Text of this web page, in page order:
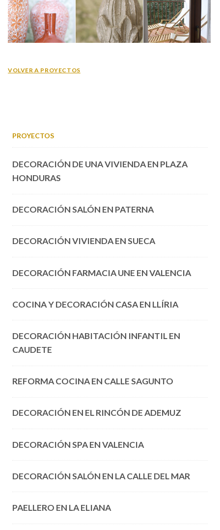
VOLVER A PROYECTOS
PROYECTOS
DECORACIÓN DE UNA VIVIENDA EN PLAZA
HONDURAS
DECORACIÓN SALÓN EN PATERNA
DECORACIÓN VIVIENDA EN SUECA
DECORACIÓN FARMACIA UNE EN VALENCIA
COCINA Y DECORACIÓN CASA EN LLÍRIA
DECORACIÓN HABITACIÓN INFANTIL EN
CAUDETE
REFORMA COCINA EN CALLE SAGUNTO
DECORACIÓN EN EL RINCÓN DE ADEMUZ
DECORACIÓN SPA EN VALENCIA
DECORACIÓN SALÓN EN LA CALLE DEL MAR
PAELLERO EN LA ELIANA